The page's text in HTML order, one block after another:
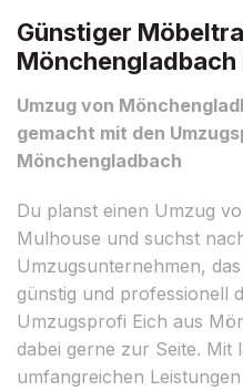
Günstiger
Umzug von
gemacht mit den
Mönchengladbach
Du planst einen Umzug
Mulhouse und suchst
Umzugsunternehmen,
günstig und professionell
Umzugsprofi Eich aus
dabei gerne zur Seite. Mit
umfangreichen